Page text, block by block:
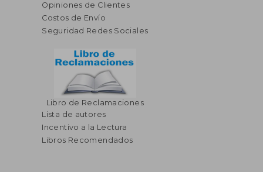
Opiniones de Clientes
Costos de Envío
Seguridad Redes Sociales
Libro de Reclamaciones
Lista de autores
Incentivo a la Lectura
Libros Recomendados